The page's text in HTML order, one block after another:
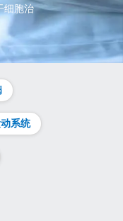
细胞治
系统